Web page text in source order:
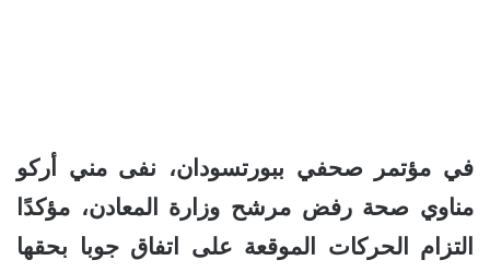
في مؤتمر صحفي ببورتسودان، نفى مني أركو
مناوي صحة رفض مرشح وزارة المعادن، مؤكدًا
التزام الحركات الموقعة على اتفاق جوبا بحقها